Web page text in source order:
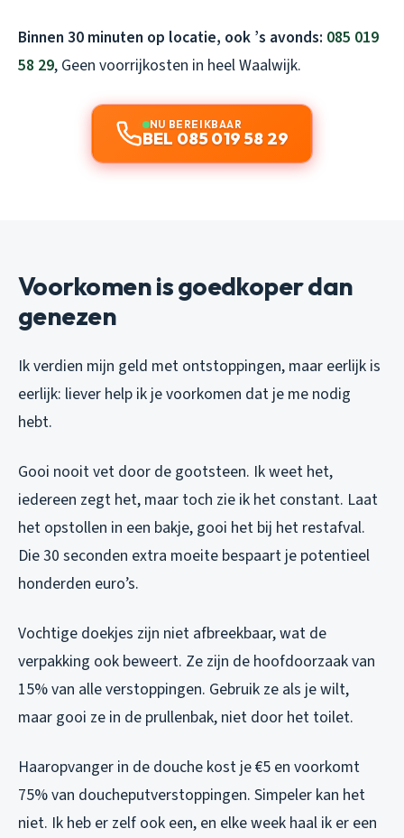
Binnen 30 minuten op locatie, ook ’s avonds: 085 019
58 29, Geen voorrijkosten in heel Waalwijk.
NU BEREIKBAAR
BEL 085 019 58 29
Voorkomen is goedkoper dan
genezen
Ik verdien mijn geld met ontstoppingen, maar eerlijk is
eerlijk: liever help ik je voorkomen dat je me nodig
hebt.
Gooi nooit vet door de gootsteen. Ik weet het,
iedereen zegt het, maar toch zie ik het constant. Laat
het opstollen in een bakje, gooi het bij het restafval.
Die 30 seconden extra moeite bespaart je potentieel
honderden euro’s.
Vochtige doekjes zijn niet afbreekbaar, wat de
verpakking ook beweert. Ze zijn de hoofdoorzaak van
15% van alle verstoppingen. Gebruik ze als je wilt,
maar gooi ze in de prullenbak, niet door het toilet.
Haaropvanger in de douche kost je €5 en voorkomt
75% van doucheputverstoppingen. Simpeler kan het
niet. Ik heb er zelf ook een, en elke week haal ik er een